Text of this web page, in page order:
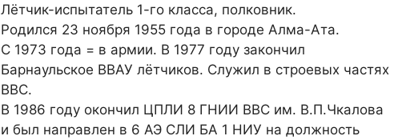
Лётчик-испытатель 1-го класса, полковник.
Родился 23 ноября 1955 года в городе Алма-Ата.
С 1973 года = в армии. В 1977 году закончил
Барнаульское ВВАУ лётчиков. Служил в строевых частях
ВВС.
В 1986 году окончил ЦПЛИ 8 ГНИИ ВВС им. В.П.Чкалова
и был направлен в 6 АЭ СЛИ БА 1 НИУ на должность